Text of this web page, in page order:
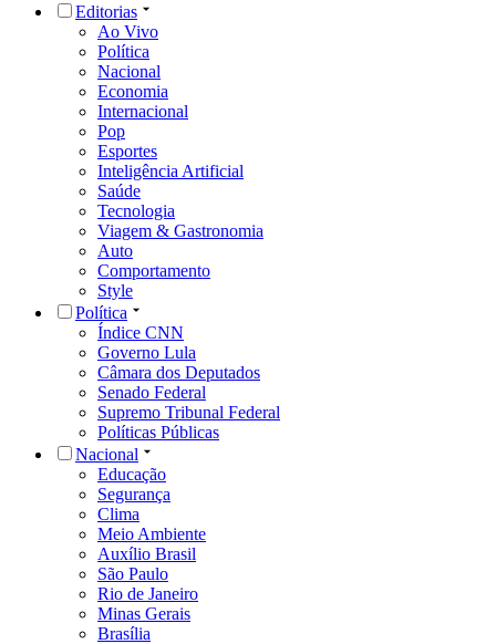
Editorias
Ao Vivo
Política
Nacional
Economia
Internacional
Pop
Esportes
Inteligência Artificial
Saúde
Tecnologia
Viagem & Gastronomia
Auto
Comportamento
Style
Política
Índice CNN
Governo Lula
Câmara dos Deputados
Senado Federal
Supremo Tribunal Federal
Políticas Públicas
Nacional
Educação
Segurança
Clima
Meio Ambiente
Auxílio Brasil
São Paulo
Rio de Janeiro
Minas Gerais
Brasília